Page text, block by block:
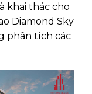
khai thác cho
Diamond Sky
phân tích các